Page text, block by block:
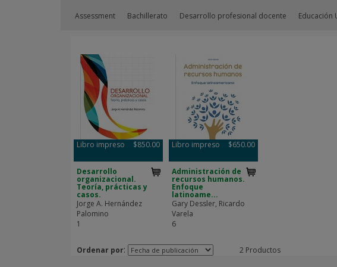
Assessment Bachillerato Desarrollo profesional docente Educación
Libro impreso $850.00
Desarrollo
organizacional.
Teoría, prácticas y
casos.
Jorge A. Hernández
Palomino
1
Libro impreso $650.00
Administración de
recursos humanos.
Enfoque
latinoame...
Gary Dessler, Ricardo
Varela
6
Ordenar por: 2 Productos